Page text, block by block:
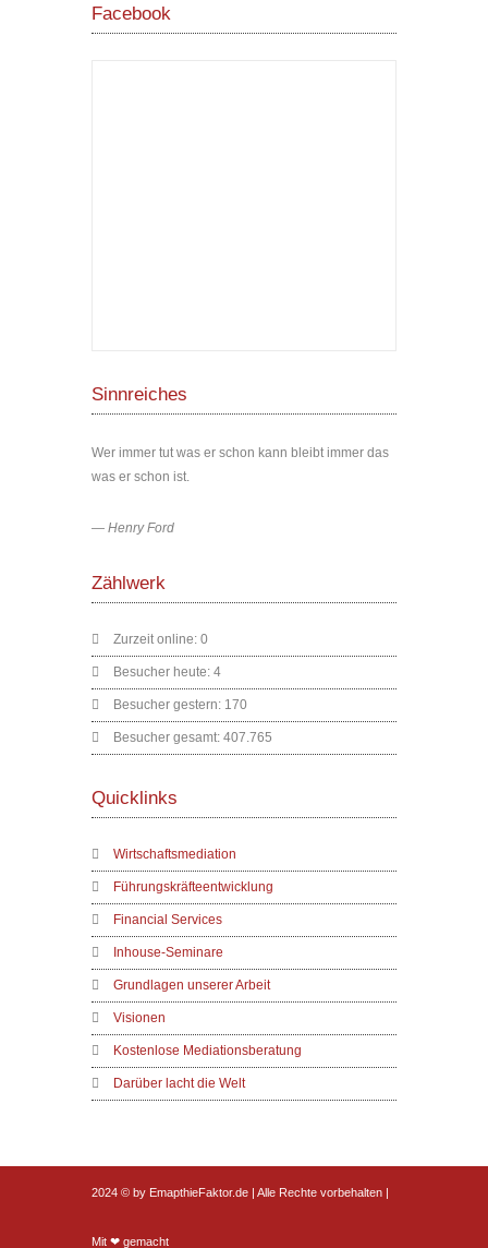
Facebook
Sinnreiches
Wer immer tut was er schon kann bleibt immer das
was er schon ist.
— Henry Ford
Zählwerk
Zurzeit online: 0
Besucher heute: 4
Besucher gestern: 170
Besucher gesamt: 407.765
Quicklinks
Wirtschaftsmediation
Führungskräfteentwicklung
Financial Services
Inhouse-Seminare
Grundlagen unserer Arbeit
Visionen
Kostenlose Mediationsberatung
Darüber lacht die Welt
2024 © by EmapthieFaktor.de | Alle Rechte vorbehalten |
Mit ❤ gemacht